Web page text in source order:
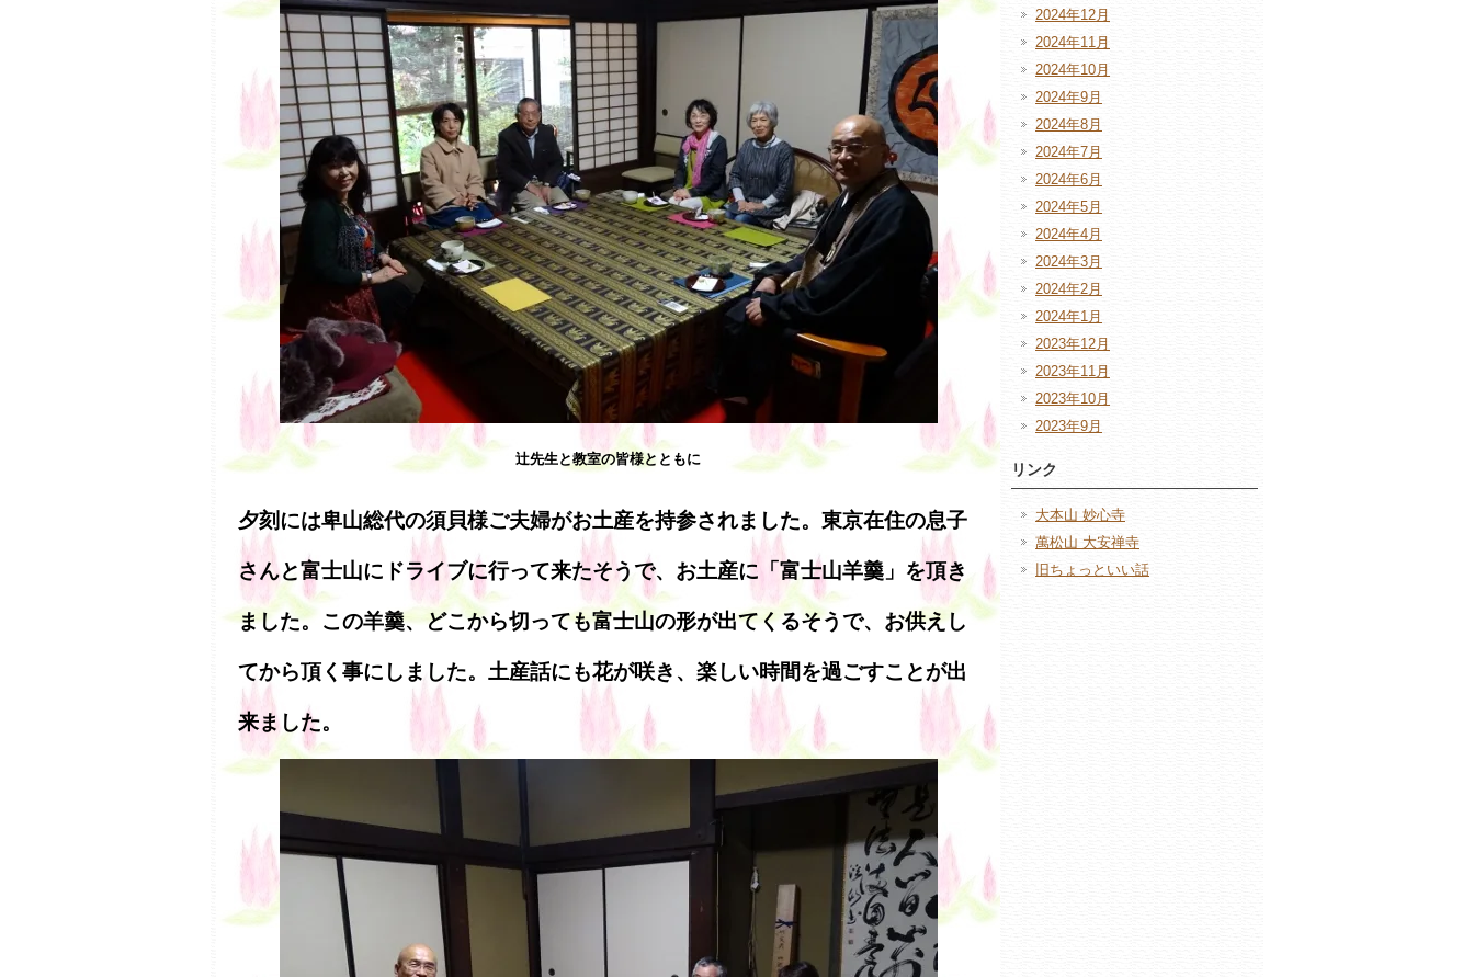
辻先生と教室の皆様とともに
夕刻には卑山総代の須貝様ご夫婦がお土産を持参されました。東京在住の息子
さんと富士山にドライブに行って来たそうで、お土産に「富士山羊羹」を頂き
ました。この羊羹、どこから切っても富士山の形が出てくるそうで、お供えし
てから頂く事にしました。土産話にも花が咲き、楽しい時間を過ごすことが出
来ました。
2024年12月
2024年11月
2024年10月
2024年9月
2024年8月
2024年7月
2024年6月
2024年5月
2024年4月
2024年3月
2024年2月
2024年1月
2023年12月
2023年11月
2023年10月
2023年9月
リンク
大本山 妙心寺
萬松山 大安禅寺
旧ちょっといい話